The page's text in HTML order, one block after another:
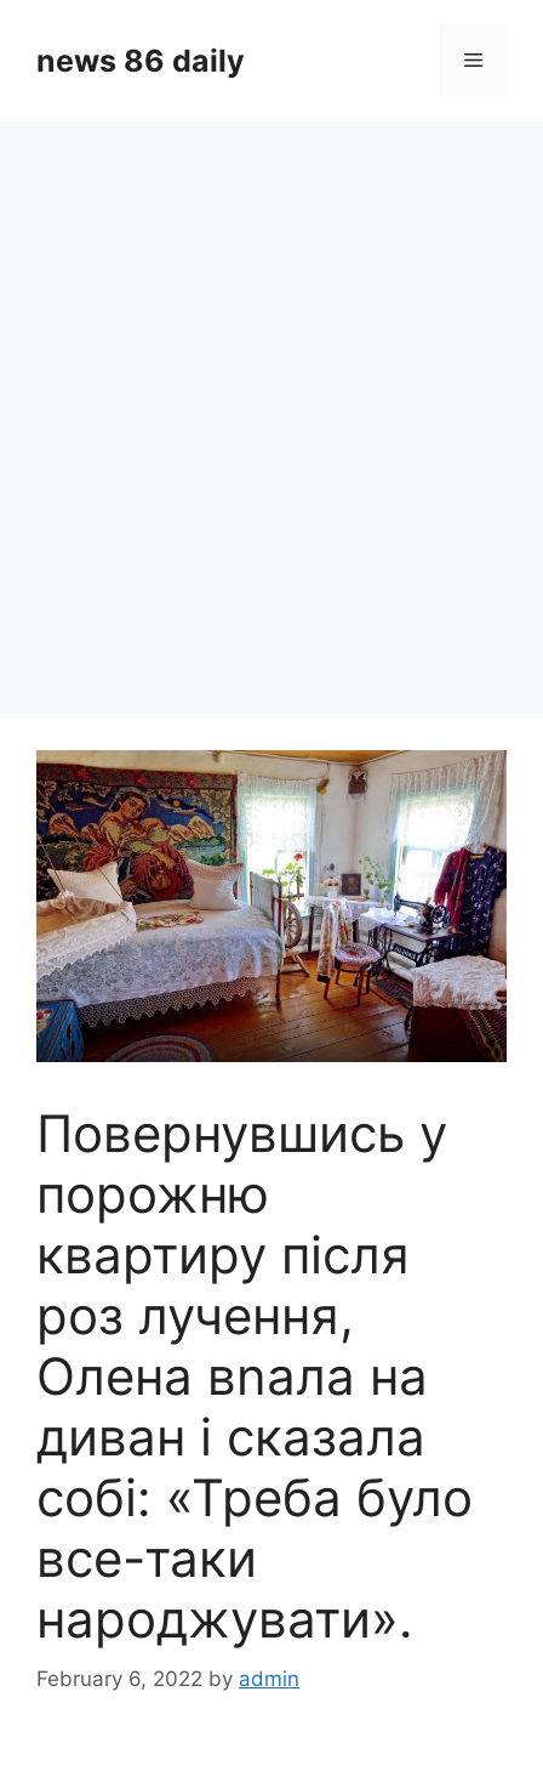
contentnews 86 daily Menu
Повернувшись у
порожню
квартиру після
роз лучення,
Олена вnала на
диван і сказала
собі: «Треба було
все-таки
народжувати».
February 6, 2022 by admin